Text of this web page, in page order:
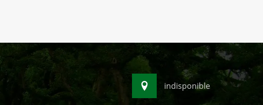
indisponible